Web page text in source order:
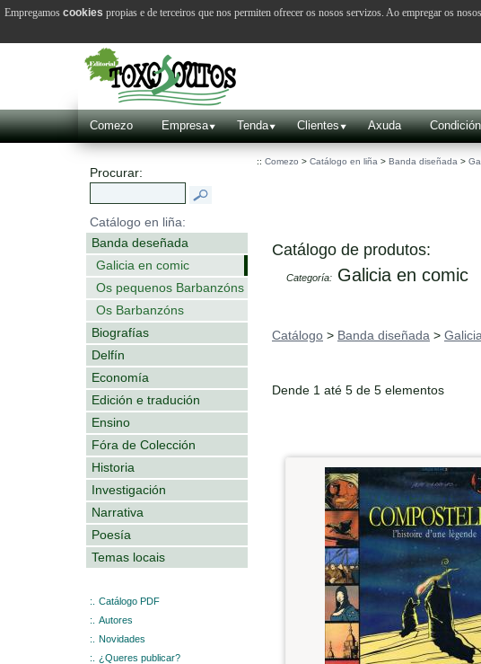
Comezo Empresa Tenda Clientes Axuda
Procurar:
Catálogo en liña:
Banda deseñada
Galicia en comic
Os pequenos Barbanzóns
Os Barbanzóns
Biografías
Delfín
Economía
Edición e tradución
Ensino
Fóra de Colección
Historia
Investigación
Narrativa
Poesía
Temas locais
:.
Catálogo PDF
:.
Autores
:.
Novidades
:.
¿Queres publicar?
:: Comezo > Catálogo en liña > Banda diseñada >
Catálogo de produtos:
Categoría: Galicia en comic
Catálogo > Banda diseñada >
Dende 1 até 5 de 5 elementos
Empregamos cookies propias e de terceiros que nos permiten ofrecer os nosos servizos. Ao empregar os